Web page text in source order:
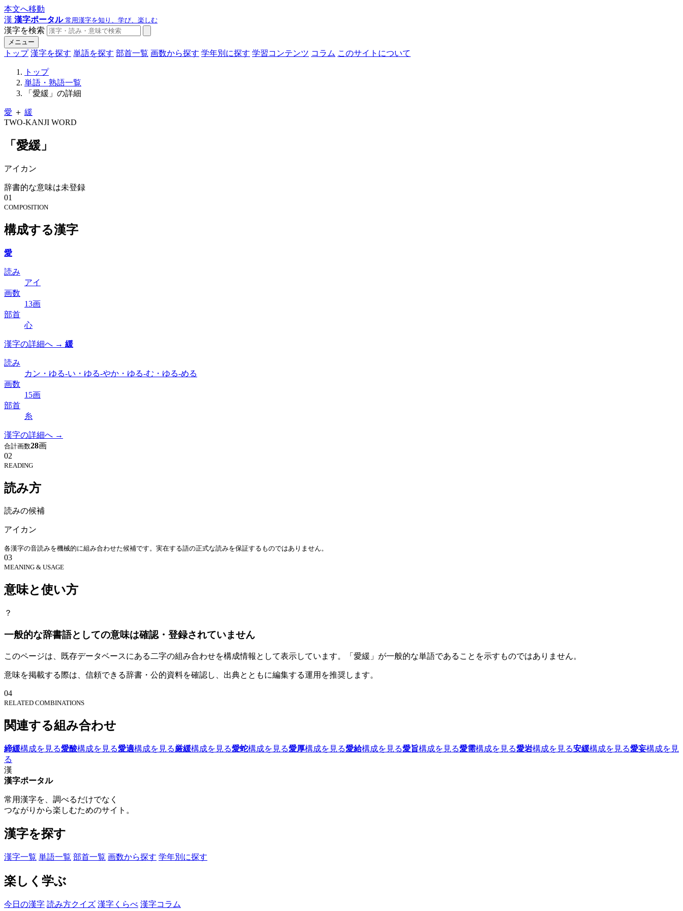
本文へ移動
漢 漢字ポータル 常用漢字を知り、学び、楽しむ
漢字を検索
メニュー
トップ 漢字を探す 単語を探す 部首一覧 画数から探す 学年別に探す 学習コンテンツ コラム このサイトについて
トップ
単語・熟語一覧
「愛緩」の詳細
愛 ＋ 緩
TWO-KANJI WORD
「愛緩」
アイカン
辞書的な意味は未登録
01
COMPOSITION
構成する漢字
愛
読み
アイ
画数
13画
部首
心
漢字の詳細へ → 緩
読み
カン・ゆる-い・ゆる-やか・ゆる-む・ゆる-める
画数
15画
部首
糸
漢字の詳細へ →
合計画数28画
02
READING
読み方
読みの候補
アイカン
各漢字の音読みを機械的に組み合わせた候補です。実在する語の正式な読みを保証するものではありません。
03
MEANING & USAGE
意味と使い方
？
一般的な辞書語としての意味は確認・登録されていません
このページは、既存データベースにある二字の組み合わせを構成情報として表示しています。「愛緩」が一般的な単語であることを示すものではありません。
意味を掲載する際は、信頼できる辞書・公的資料を確認し、出典とともに編集する運用を推奨します。
04
RELATED COMBINATIONS
関連する組み合わせ
締緩構成を見る愛酸構成を見る愛適構成を見る厳緩構成を見る愛蛇構成を見る愛厚構成を見る愛給構成を見る愛旨構成を見る愛需構成を見る愛岩構成を見る安緩構成を見る愛妄構成を見
る
漢
漢字ポータル
常用漢字を、調べるだけでなく
つながりから楽しむためのサイト。
漢字を探す
漢字一覧 単語一覧 部首一覧 画数から探す 学年別に探す
楽しく学ぶ
今日の漢字 読み方クイズ 漢字くらべ 漢字コラム